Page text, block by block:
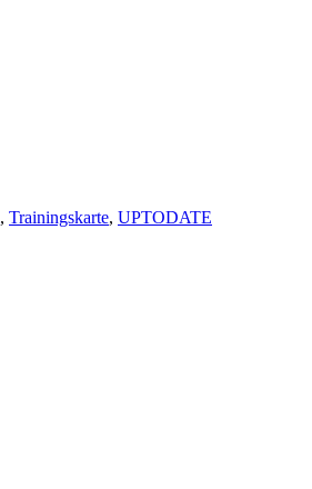
, Trainingskarte, UPTODATE